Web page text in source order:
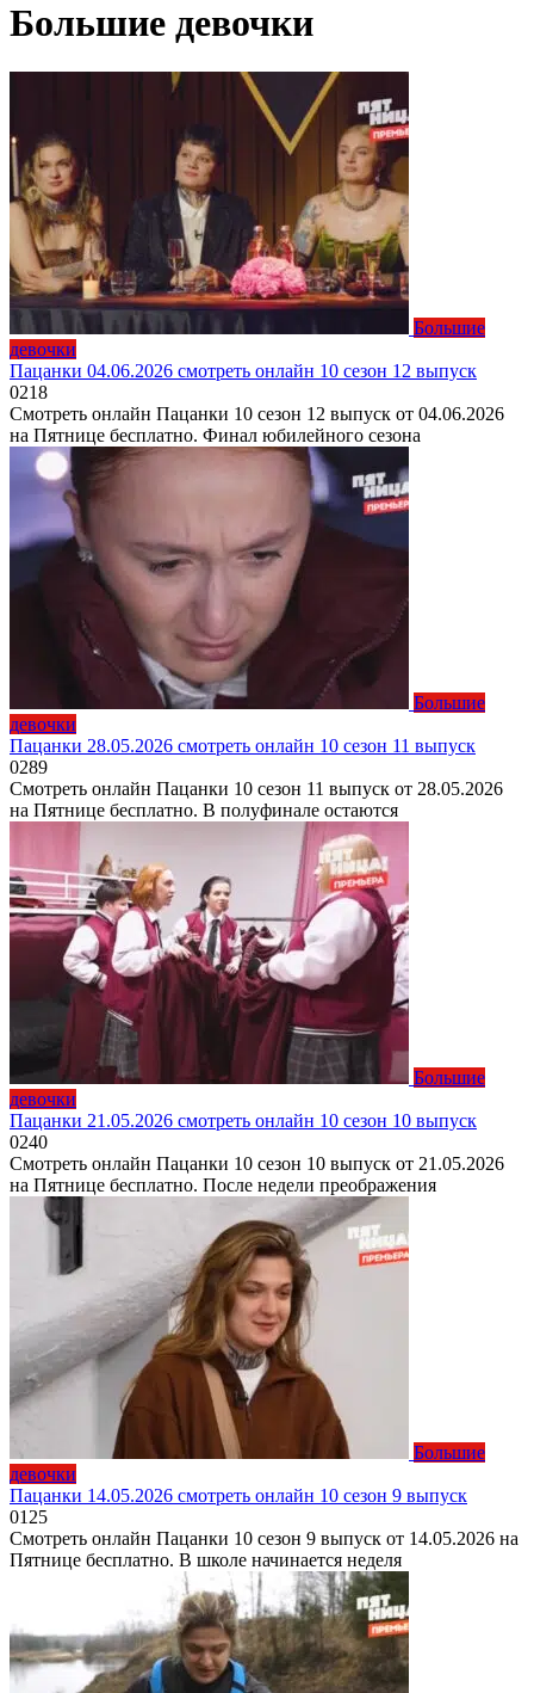
Большие девочки
Большие
девочки
Пацанки 04.06.2026 смотреть онлайн 10 сезон 12 выпуск
0218
Смотреть онлайн Пацанки 10 сезон 12 выпуск от 04.06.2026
на Пятнице бесплатно. Финал юбилейного сезона
Большие
девочки
Пацанки 28.05.2026 смотреть онлайн 10 сезон 11 выпуск
0289
Смотреть онлайн Пацанки 10 сезон 11 выпуск от 28.05.2026
на Пятнице бесплатно. В полуфинале остаются
Большие
девочки
Пацанки 21.05.2026 смотреть онлайн 10 сезон 10 выпуск
0240
Смотреть онлайн Пацанки 10 сезон 10 выпуск от 21.05.2026
на Пятнице бесплатно. После недели преображения
Большие
девочки
Пацанки 14.05.2026 смотреть онлайн 10 сезон 9 выпуск
0125
Смотреть онлайн Пацанки 10 сезон 9 выпуск от 14.05.2026 на
Пятнице бесплатно. В школе начинается неделя